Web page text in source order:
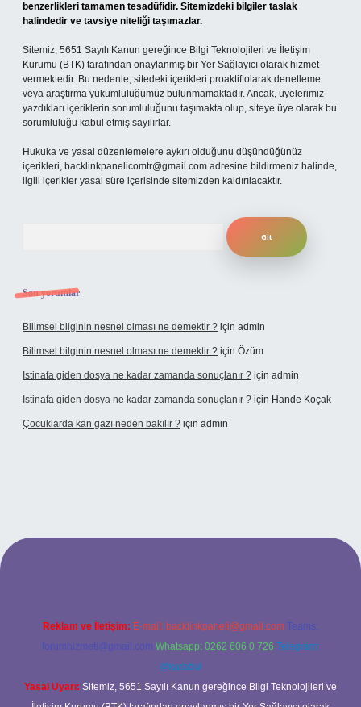
benzerlikleri tamamen tesadüfidir. Sitemizdeki bilgiler taslak
halindedir ve tavsiye niteliği taşımazlar.
Sitemiz, 5651 Sayılı Kanun gereğince Bilgi Teknolojileri ve İletişim
Kurumu (BTK) tarafından onaylanmış bir Yer Sağlayıcı olarak hizmet
vermektedir. Bu nedenle, sitedeki içerikleri proaktif olarak denetleme
veya araştırma yükümlülüğümüz bulunmamaktadır. Ancak, üyelerimiz
yazdıkları içeriklerin sorumluluğunu taşımakta olup, siteye üye olarak bu
sorumluluğu kabul etmiş sayılırlar.
Hukuka ve yasal düzenlemelere aykırı olduğunu düşündüğünüz
içerikleri, backlinkpanelicomtr@gmail.com adresine bildirmeniz halinde,
ilgili içerikler yasal süre içerisinde sitemizden kaldırılacaktır.
Son yorumlar
Bilimsel bilginin nesnel olması ne demektir ? için admin
Bilimsel bilginin nesnel olması ne demektir ? için Özüm
Istinafa giden dosya ne kadar zamanda sonuçlanır ? için admin
Istinafa giden dosya ne kadar zamanda sonuçlanır ? için Hande Koçak
Çocuklarda kan gazı neden bakılır ? için admin
Reklam ve İletişim: E-mail: backlinkpaneli@gmail.com Teams:
forumhizmeti@gmail.com Whatsapp: 0262 606 0 726 Telegram:
@karabul
Yasal Uyarı: Sitemiz, 5651 Sayılı Kanun gereğince Bilgi Teknolojileri ve